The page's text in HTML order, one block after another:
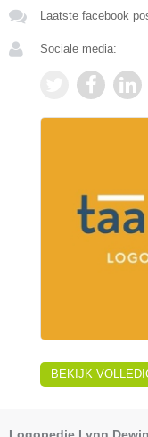
Laatste facebook
Sociale media:
BEKIJK
Logopedie Lynn